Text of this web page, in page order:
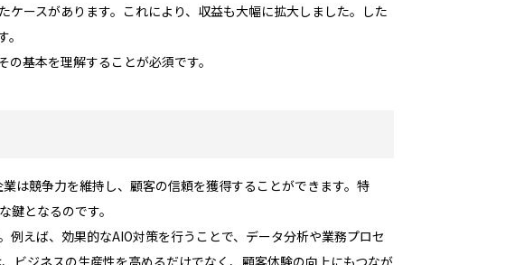
ースがあります。これにより、収益も大幅に拡大しました。した
基本を理解することが必須です。
は競争力を維持し、顧客の信頼を獲得することができます。特
となるのです。
えば、効果的なAIO対策を行うことで、データ分析や業務プロセ